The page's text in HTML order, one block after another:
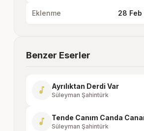
Eklenme 28
Benzer Eserler
music_note Ayrılıktan Derdi Var
Süleyman Şahintürk
music_note Süleyman Şahintürk